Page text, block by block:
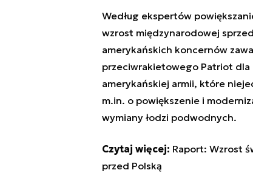
Według ekspertów
wzrost międzynarodowej
amerykańskich koncernów
przeciwrakietowego Patriot dla
amerykańskiej armii, które
m.in. o powiększenie i
wymiany łodzi podwodnych.
Czytaj więcej: Raport: Wzrost
przed Polską